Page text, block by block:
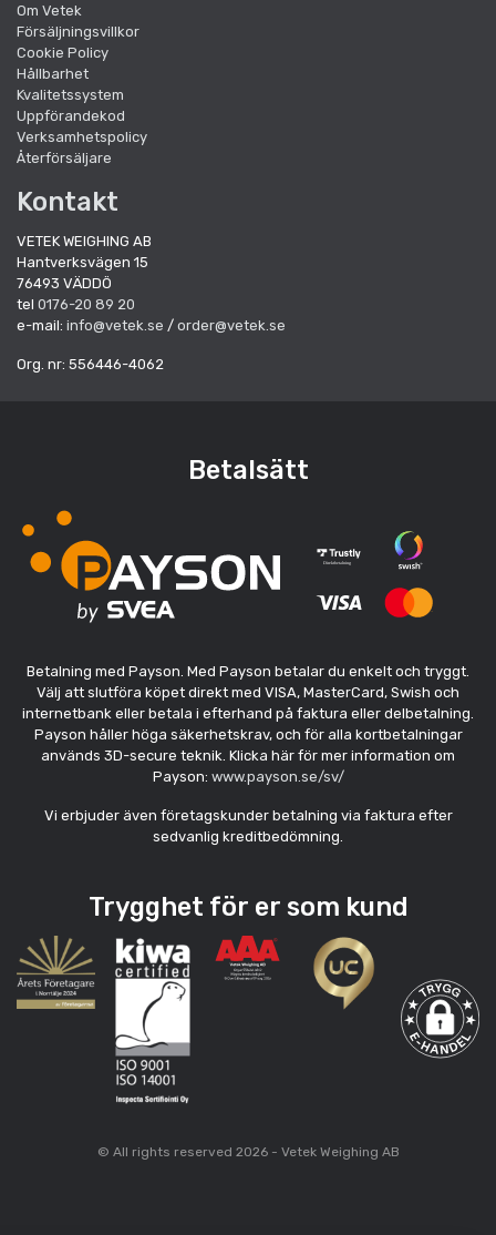
Om Vetek
Försäljningsvillkor
Cookie Policy
Hållbarhet
Kvalitetssystem
Uppförandekod
Verksamhetspolicy
Återförsäljare
Kontakt
VETEK WEIGHING AB
Hantverksvägen 15
76493 VÄDDÖ
tel 0176-20 89 20
e-mail: info@vetek.se / order@vetek.se
Org. nr: 556446-4062
Betalsätt
Betalning med Payson. Med Payson betalar du enkelt och tryggt.
Välj att slutföra köpet direkt med VISA, MasterCard, Swish och
internetbank eller betala i efterhand på faktura eller delbetalning.
Payson håller höga säkerhetskrav, och för alla kortbetalningar
används 3D-secure teknik. Klicka här för mer information om
Payson: www.payson.se/sv/
Vi erbjuder även företagskunder betalning via faktura efter
sedvanlig kreditbedömning.
Trygghet för er som kund
© All rights reserved 2026 - Vetek Weighing AB